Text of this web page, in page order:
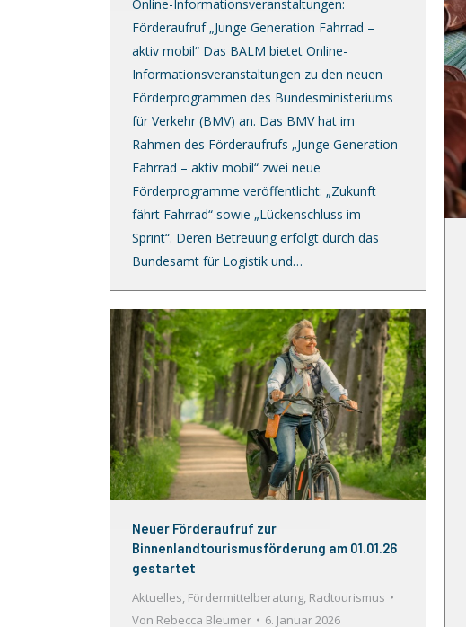
Online-Informationsveranstaltungen:
Förderaufruf „Junge Generation Fahrrad –
aktiv mobil“ Das BALM bietet Online-
Informationsveranstaltungen zu den neuen
Förderprogrammen des Bundesministeriums
für Verkehr (BMV) an. Das BMV hat im
Rahmen des Förderaufrufs „Junge Generation
Fahrrad – aktiv mobil“ zwei neue
Förderprogramme veröffentlicht: „Zukunft
fährt Fahrrad“ sowie „Lückenschluss im
Sprint“. Deren Betreuung erfolgt durch das
Bundesamt für Logistik und…
Neuer Förderaufruf zur
Binnenlandtourismusförderung am 01.01.26
gestartet
Aktuelles, Fördermittelberatung, Radtourismus
Von Rebecca Bleumer 6. Januar 2026